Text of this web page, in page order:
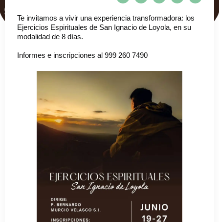
Te invitamos a vivir una experiencia transformadora: los
Ejercicios Espirituales de San Ignacio de Loyola, en su
modalidad de 8 días.
Informes e inscripciones al ⁨999 260 7490⁩